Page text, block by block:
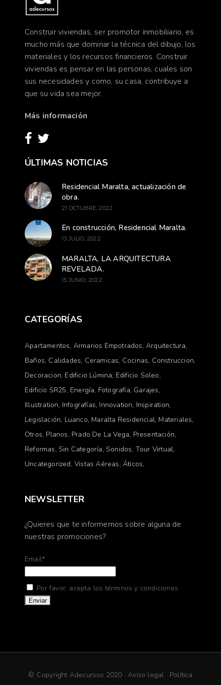
Construir viviendas, ser promotor inmobiliario, es
mucho más que dominar la técnica del dibujo, los
materiales y los recursos financieros. Construir
viviendas es pensar en las personas, cuales son
sus necesidades y como, su casa, contribuye a
que su vida sea mejor.
Más información
ÚLTIMAS NOTICIAS
Residencial Maralta, actualización de
obra.
21 OCTUBRE, 2022
En construcción, Residencial Maralta.
13 JULIO, 2022
MARALTA, LA ARQUITECTURA
REVELADA.
15 JUNIO, 2022
CATEGORÍAS
Apartamentos Armarios Empotrados Arquitectura
Baños Calidades Ceramicas Cocinas Construccion
Decoracion Edificio Lúmina Edificio Soleo
Edificio SR25 Energía Fotografía Garajes
Illustration Infografías Innovation Inspiration
Legislación Luanco Maralta Residencial Materiales
Otros Planos Prado De La Vega Presentación
Reformas Sin Categoría Sonidos Tour Virtual
Uncategorized Vistas Aéreas Áticos
NEWSLETTER
¿Quieres que te informemos sobre alguna de
nuestras promociones?
Email*
Por favor, acepta los términos y condiciones
© Copyright Adecursos 2020 ·Aviso legal · Política